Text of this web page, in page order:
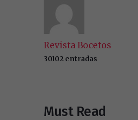
Revista Bocetos
30102 entradas
Must Read